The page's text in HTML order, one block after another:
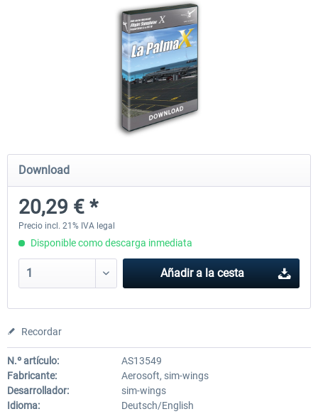
Mega Airport Frankfurt V2.0
30,45 € *
Mega Airport Berlin
Download
20,29 € *
Precio incl. 21% IVA legal
Disponible como descarga inmediata
Añadir a la cesta
Recordar
N.º artículo:
AS13549
Fabricante:
Aerosoft, sim-wings
Desarrollador:
sim-wings
Idioma:
Deutsch/English